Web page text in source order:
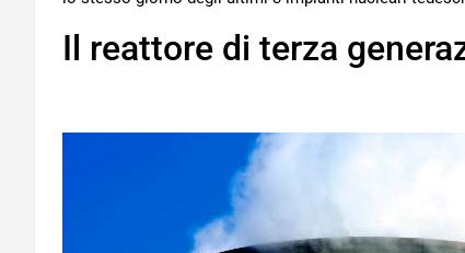
Il reattore di terza